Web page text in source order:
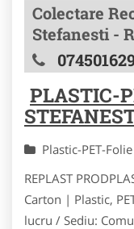
Colectare
Stefanesti -
PLASTIC-
Plastic-PET-Folie
REPLAST
Carton | Plastic,
lucru / Sediu: